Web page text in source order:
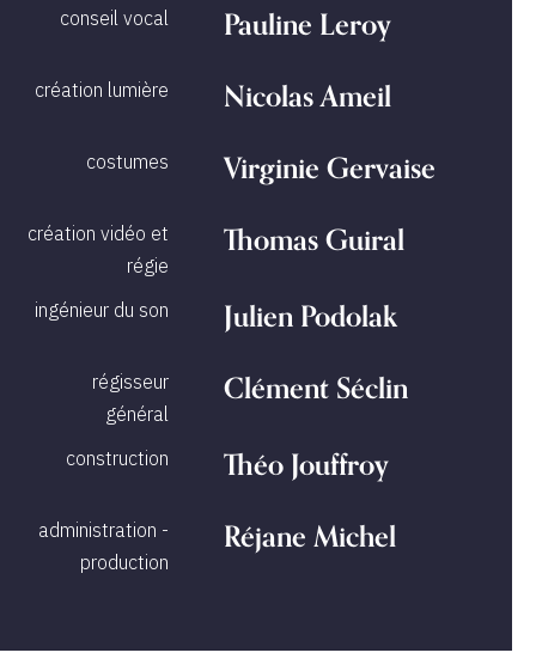
conseil vocal Pauline Leroy
création lumière Nicolas Ameil
costumes Virginie Gervaise
création vidéo et
régie
Thomas Guiral
ingénieur du son Julien Podolak
régisseur
général
Clément Séclin
construction Théo Jouffroy
administration -
production
Réjane Michel